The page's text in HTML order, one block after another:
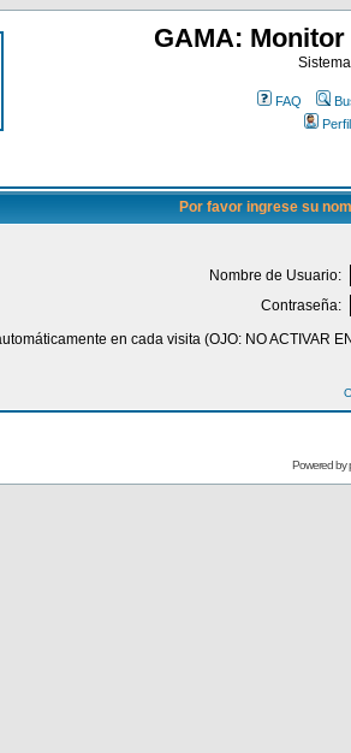
GAMA:
FAQ
Perfil
Por favor ingrese su
Nombre de Usuario:
Contraseña:
en cada visita (OJO: NO ACTIVAR
Powered by